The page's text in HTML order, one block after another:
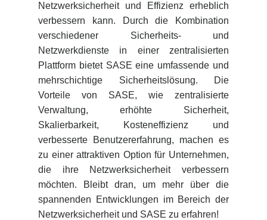
Netzwerksicherheit und Effizienz erheblich
verbessern kann. Durch die Kombination
verschiedener Sicherheits- und
Netzwerkdienste in einer zentralisierten
Plattform bietet SASE eine umfassende und
mehrschichtige Sicherheitslösung. Die
Vorteile von SASE, wie zentralisierte
Verwaltung, erhöhte Sicherheit,
Skalierbarkeit, Kosteneffizienz und
verbesserte Benutzererfahrung, machen es
zu einer attraktiven Option für Unternehmen,
die ihre Netzwerksicherheit verbessern
möchten. Bleibt dran, um mehr über die
spannenden Entwicklungen im Bereich der
Netzwerksicherheit und SASE zu erfahren!